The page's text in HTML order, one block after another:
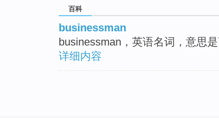
百科
businessman
businessman，英语名词，意思
详细内容